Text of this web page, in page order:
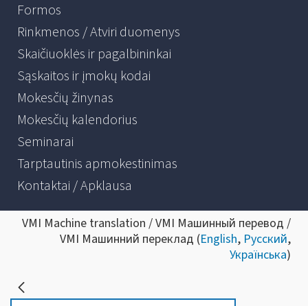
Formos
Rinkmenos / Atviri duomenys
Skaičiuoklės ir pagalbininkai
Sąskaitos ir įmokų kodai
Mokesčių žinynas
Mokesčių kalendorius
Seminarai
Tarptautinis apmokestinimas
Kontaktai / Apklausa
VMI Machine translation / VMI Машинный перевод /
VMI Машинний переклад (English, Русский,
Українська)